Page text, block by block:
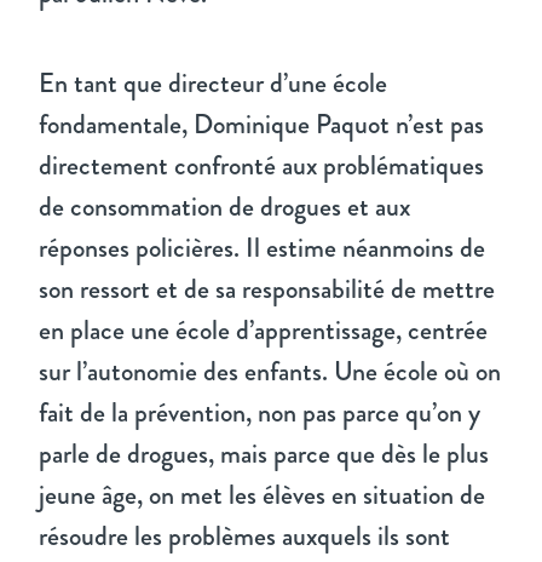
En tant que directeur d’une école
fondamentale, Dominique Paquot n’est pas
directement confronté aux problématiques
de consommation de drogues et aux
réponses policières. Il estime néanmoins de
son ressort et de sa responsabilité de mettre
en place une école d’apprentissage, centrée
sur l’autonomie des enfants. Une école où on
fait de la prévention, non pas parce qu’on y
parle de drogues, mais parce que dès le plus
jeune âge, on met les élèves en situation de
résoudre les problèmes auxquels ils sont